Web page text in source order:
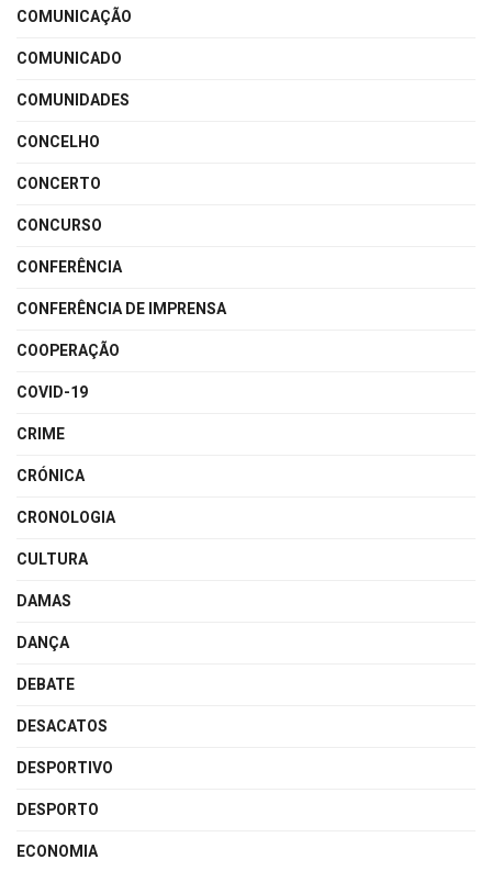
COMUNICAÇÃO
COMUNICADO
COMUNIDADES
CONCELHO
CONCERTO
CONCURSO
CONFERÊNCIA
CONFERÊNCIA DE IMPRENSA
COOPERAÇÃO
COVID-19
CRIME
CRÓNICA
CRONOLOGIA
CULTURA
DAMAS
DANÇA
DEBATE
DESACATOS
DESPORTIVO
DESPORTO
ECONOMIA